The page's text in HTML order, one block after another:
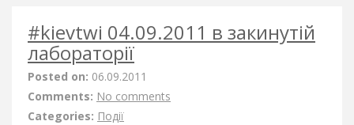
#kievtwi 04.09.2011 в закинутій
лабораторії
Posted on: 06.09.2011
Comments: No comments
Categories: Події